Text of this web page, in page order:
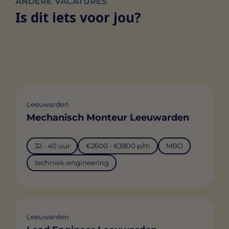
Is dit iets voor jou?
Leeuwarden
Mechanisch Monteur Leeuwarden
32 - 40 uur €2600 - €3800 p/m MBO
techniek-engineering
Leeuwarden